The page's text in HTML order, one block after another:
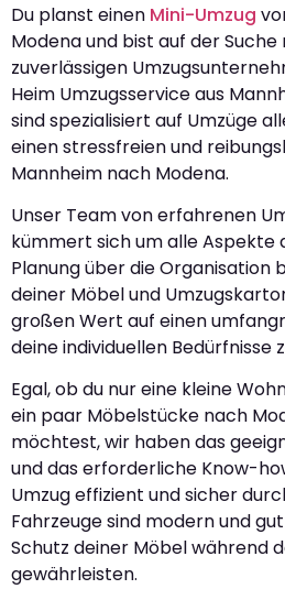
Du planst einen Mini-Umzug
Modena und bist auf der
zuverlässigen
Heim Umzugsservice aus
sind spezialisiert auf Umzüge
einen stressfreien und
Mannheim nach Modena.
Unser Team von erfahrenen
kümmert sich um alle Aspekte
Planung über die Organisation
deiner Möbel und
großen Wert auf einen
deine individuellen Bedürfnisse
Egal, ob du nur eine kleine
ein paar Möbelstücke nach
möchtest, wir haben das
und das erforderliche Know-
Umzug effizient und sicher
Fahrzeuge sind modern und
Schutz deiner Möbel während
gewährleisten.